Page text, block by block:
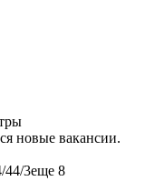
новые вакансии.
44/3еще 8